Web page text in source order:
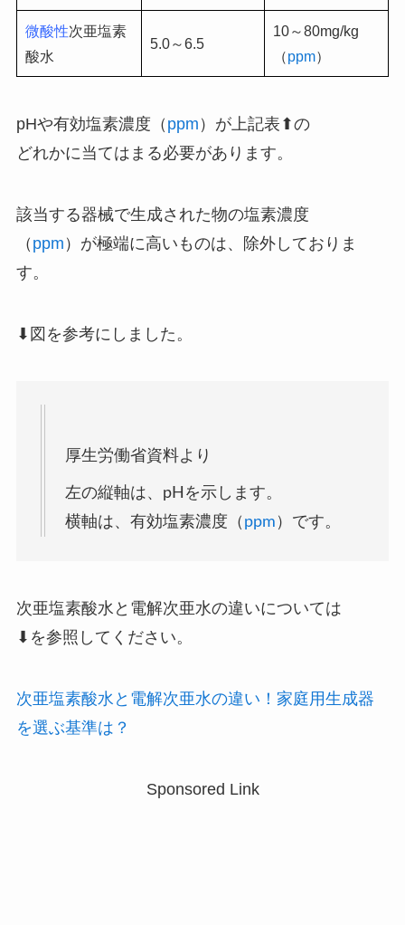
微酸性次亜塩素
酸水
5.0～6.5
10～80mg/kg
（ppm）
pHや有効塩素濃度（ ppm ）が上記表⬆の
どれかに当てはまる必要があります。
該当する器械で生成された物の塩素濃度
（ ppm ）が極端に高いものは、除外しておりま
す。
⬇図を参考にしました。
厚生労働省資料より
左の縦軸は、pHを示します。
横軸は、有効塩素濃度（ ppm ）です。
次亜塩素酸水と電解次亜水の違いについては
⬇を参照してください。
次亜塩素酸水と電解次亜水の違い！家庭用生成器
を選ぶ基準は？
Sponsored Link